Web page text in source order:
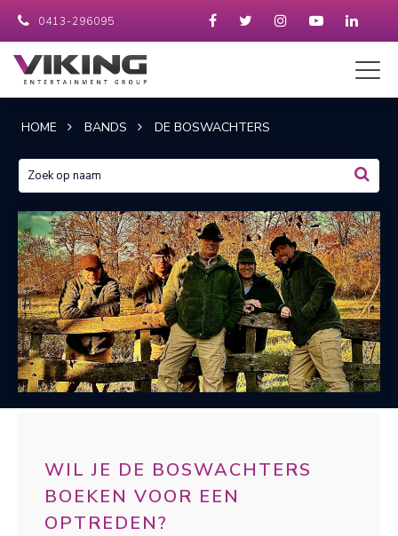
0413-296095
HOME BANDS DE BOSWACHTERS
WIL JE DE BOSWACHTERS
BOEKEN VOOR EEN
OPTREDEN?